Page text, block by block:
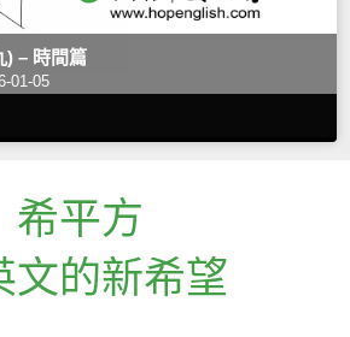
) – 時間篇
01-05
希平方
文的新希望